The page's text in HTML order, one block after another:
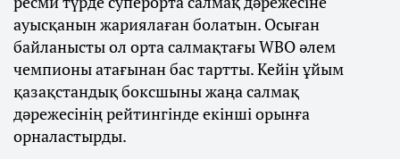
ауысқанын жариялаған болатын. Осыған
байланысты ол орта салмақтағы WBO әлем
чемпионы атағынан бас тартты. Кейін ұйым
қазақстандық боксшыны жаңа салмақ
дәрежесінің рейтингінде екінші орынға
орналастырды.